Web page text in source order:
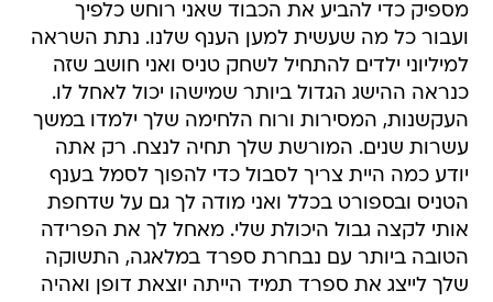
מספיק כדי להביע את הכבוד שאני רוחש כלפיך
ועבור כל מה שעשית למען הענף שלנו. נתת השראה
למיליוני ילדים להתחיל לשחק טניס ואני חושב שזה
כנראה ההישג הגדול ביותר שמישהו יכול לאחל לו.
העקשנות, המסירות ורוח הלחימה שלך ילמדו במשך
עשרות שנים. המורשת שלך תחיה לנצח. רק אתה
יודע כמה היית צריך לסבול כדי להפוך לסמל בענף
הטניס ובספורט בכלל ואני מודה לך גם על שדחפת
אותי לקצה גבול היכולת שלי. מאחל לך את הפרידה
הטובה ביותר עם נבחרת ספרד במלאגה, התשוקה
שלך לייצג את ספרד תמיד הייתה יוצאת דופן ואהיה